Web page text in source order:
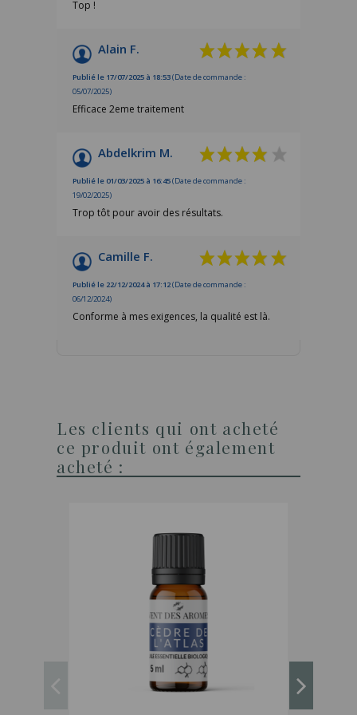
Top !
Alain F.
Publié le 17/07/2025 à 18:53(Date de commande :
05/07/2025)
Efficace 2eme traitement
Abdelkrim M.
Publié le 01/03/2025 à 16:45(Date de commande :
19/02/2025)
Trop tôt pour avoir des résultats.
Camille F.
Publié le 22/12/2024 à 17:12(Date de commande :
06/12/2024)
Conforme à mes exigences, la qualité est là.
Les clients qui ont acheté
ce produit ont également
acheté :